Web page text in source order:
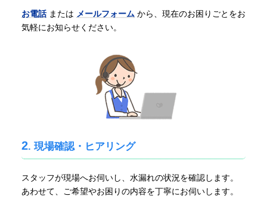
お電話または メールフォーム から、現在のお困りごとをお
気軽にお知らせください。
2. 現場確認・ヒアリング
スタッフが現場へお伺いし、水漏れの状況を確認します。
あわせて、ご希望やお困りの内容を丁寧にお伺いします。